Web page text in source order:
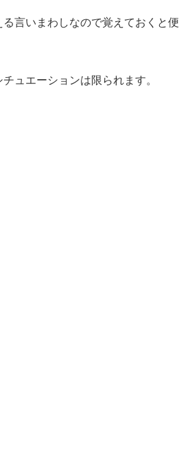
る言いまわしなので覚えておくと便
ュエーションは限られます。